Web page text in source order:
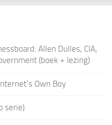
Allen Dulles, CIA,
(boek + lezing)
Own Boy
serie)